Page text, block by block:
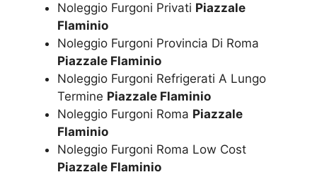
Noleggio Furgoni Privati Piazzale
Flaminio
Noleggio Furgoni Provincia Di Roma
Piazzale Flaminio
Noleggio Furgoni Refrigerati A Lungo
Termine Piazzale Flaminio
Noleggio Furgoni Roma Piazzale
Flaminio
Noleggio Furgoni Roma Low Cost
Piazzale Flaminio